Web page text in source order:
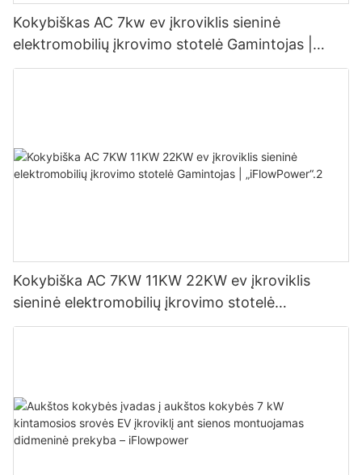
Kokybiškas AC 7kw ev įkroviklis sieninė
elektromobilių įkrovimo stotelė Gamintojas |
„iFlowPower“.3
Kokybiška AC 7KW 11KW 22KW ev įkroviklis
sieninė elektromobilių įkrovimo stotelė
Gamintojas | „iFlowPower“.2